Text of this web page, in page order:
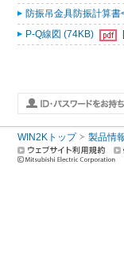
防振吊金具防振計算
P-Q線図 (74KB)
WIN2Kトップ 製品情